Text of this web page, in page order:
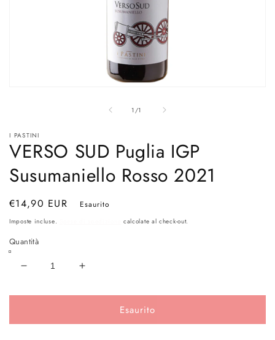
finestra
modale
1 /
su1
I PASTINI
VERSO SUD Puglia IGP
Susumaniello Rosso 2021
Prezzo
di
€14,90 EUR Esaurito
Imposte incluse. calcolate al check-out.
Quantità
Diminuisci
per
SUD
Aumenta
per
SUD
Esaurito